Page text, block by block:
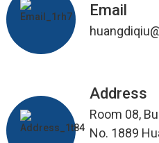
Email
Address
Room 08,
No. 1889